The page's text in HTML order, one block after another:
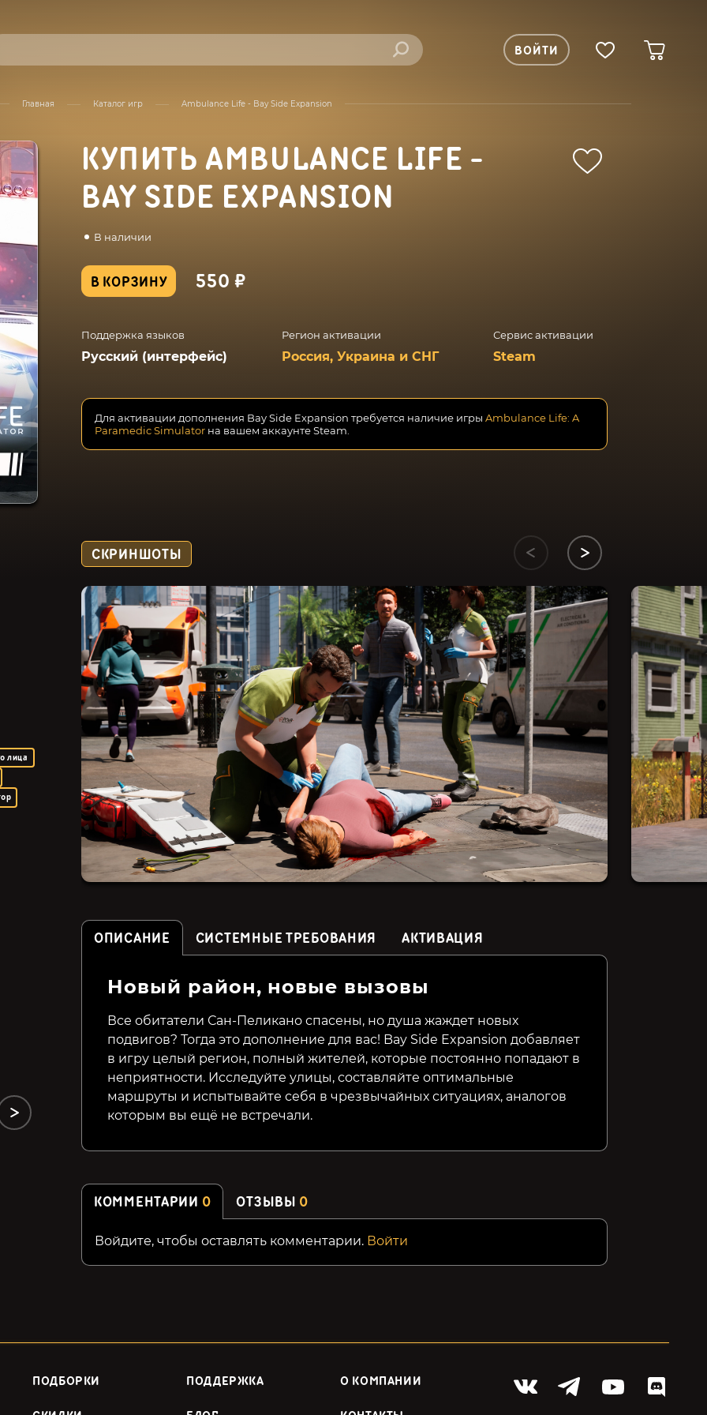
ВОЙТИ
Главная Каталог игр Ambulance Life - Bay Side Expansion
КУПИТЬ AMBULANCE LIFE -
BAY SIDE EXPANSION
В наличии
В КОРЗИНУ 550 ₽
Поддержка языков
Русский (интерфейс)
Регион активации
Россия, Украина и СНГ
Сервис активации
Steam
Для активации дополнения Bay Side Expansion требуется наличие игры Ambulance Life: A
Paramedic Simulator на вашем аккаунте Steam.
лица
СКРИНШОТЫ
16%
Potion Tycoon
299₽ 63% 899₽ 64% 899₽
ОПИСАНИЕ СИСТЕМНЫЕ ТРЕБОВАНИЯ АКТИВАЦИЯ
Новый район, новые вызовы
Все обитатели Сан-Пеликано спасены, но душа жаждет новых
подвигов? Тогда это дополнение для вас! Bay Side Expansion добавляет
в игру целый регион, полный жителей, которые постоянно попадают в
неприятности. Исследуйте улицы, составляйте оптимальные
маршруты и испытывайте себя в чрезвычайных ситуациях, аналогов
которым вы ещё не встречали.
КОММЕНТАРИИ 0 ОТЗЫВЫ 0
Войдите, чтобы оставлять комментарии. Войти
ПОДБОРКИ ПОДДЕРЖКА О КОМПАНИИ